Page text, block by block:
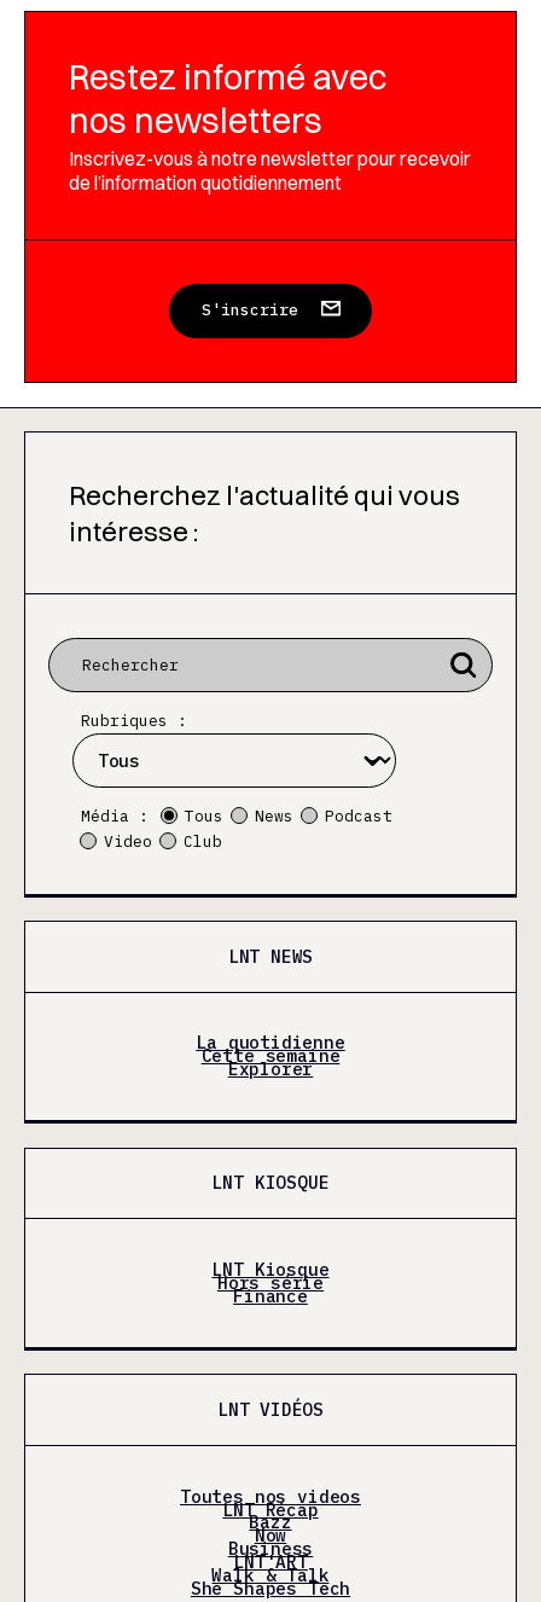
Restez informé avec
nos newsletters
Inscrivez-vous à notre newsletter pour recevoir
de l’information quotidiennement
S'inscrire
Recherchez l'actualité qui vous
intéresse :
Rubriques :
Média : Tous News
Podcast
Video
Club
LNT NEWS
La quotidienne
Cette semaine
Explorer
LNT KIOSQUE
LNT Kiosque
Hors série
Finance
LNT VIDÉOS
Toutes nos videos
LNT Récap
Bazz
Now
Business
LNT'ART
Walk & Talk
She Shapes Tech